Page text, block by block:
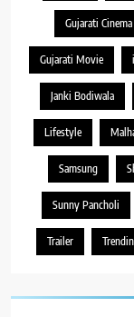
Gujarati Cinema
Gujarati Movie
Janki Bodiwala
Lifestyle
Samsung
Sunny Pancholi
Trailer